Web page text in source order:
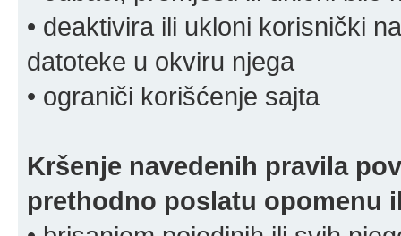
• deaktivira ili ukloni korisnički
datoteke u okviru njega
• ograniči korišćenje sajta
Kršenje navedenih pravila
prethodno poslatu opomenu